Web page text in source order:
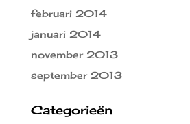
februari 2014
januari 2014
november 2013
september 2013
Categorieën